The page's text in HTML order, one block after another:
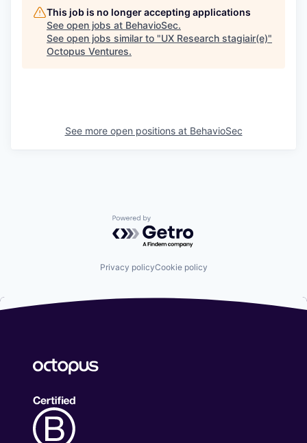
This job is no longer accepting applications
See open jobs at BehavioSec.
See open jobs similar to "UX Research stagiair(e)"
Octopus Ventures.
See more open positions at BehavioSec
Powered by Getro.com
Privacy policyCookie policy